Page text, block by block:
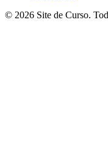
© 2026 Site de Curso.